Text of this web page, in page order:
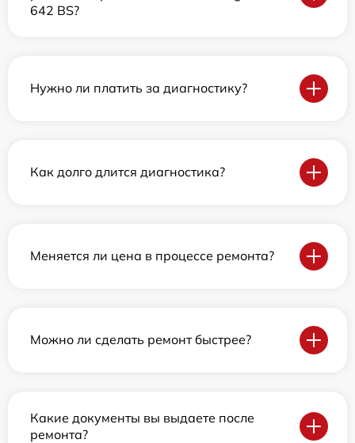
642 BS?
Нужно ли платить за диагностику?
Как долго длится диагностика?
Меняется ли цена в процессе ремонта?
Можно ли сделать ремонт быстрее?
Какие документы вы выдаете после
ремонта?